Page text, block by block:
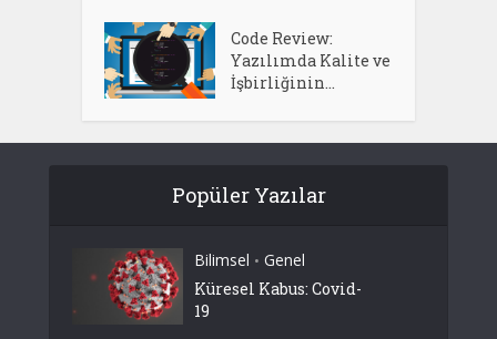
Code Review:
Yazılımda Kalite ve
İşbirliğinin...
Popüler Yazılar
Bilimsel • Genel
Küresel Kabus: Covid-
19